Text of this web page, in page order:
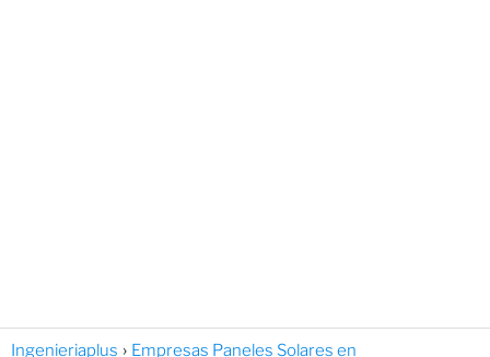
Ingenieriaplus
Empresas Paneles Solares en